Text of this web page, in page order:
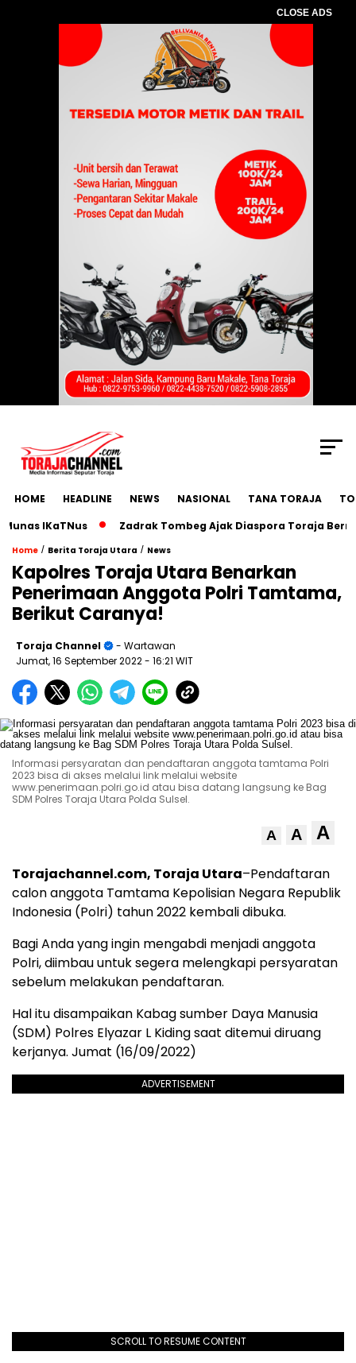
CLOSE ADS
HOME HEADLINE NEWS NASIONAL TANA TORAJA
IKaTNus
Zadrak Tombeg Ajak Diaspora Toraja Bermimpi
Home / Berita Toraja Utara / News
Kapolres Toraja Utara Benarkan
Penerimaan Anggota Polri Tamtama,
Berikut Caranya!
Toraja Channel
- Wartawan
Jumat, 16 September 2022- 16:21 WIT
Informasi persyaratan dan pendaftaran anggota tamtama Polri
2023 bisa di akses melalui link melalui website
www.penerimaan.polri.go.id atau bisa datang langsung ke Bag
SDM Polres Toraja Utara Polda Sulsel.
A A A
Torajachannel.com, Toraja Utara–Pendaftaran
calon anggota Tamtama Kepolisian Negara Republik
Indonesia (Polri) tahun 2022 kembali dibuka.
Bagi Anda yang ingin mengabdi menjadi anggota
Polri, diimbau untuk segera melengkapi persyaratan
sebelum melakukan pendaftaran.
Hal itu disampaikan Kabag sumber Daya Manusia
(SDM) Polres Elyazar L Kiding saat ditemui diruang
kerjanya. Jumat (16/09/2022)
ADVERTISEMENT
SCROLL TO RESUME CONTENT